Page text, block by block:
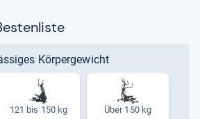
Körpergewicht
121 bis 150 kg Über 150 kg